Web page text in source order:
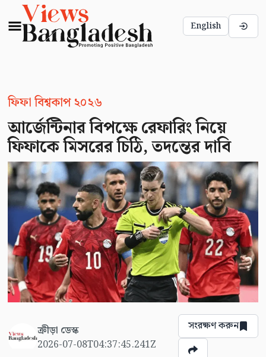
English
ফিফা বিশ্বকাপ ২০২৬
আর্জেন্টিনার বিপক্ষে রেফারিং নিয়ে
ফিফাকে মিসরের চিঠি, তদন্তের দাবি
ক্রীড়া ডেস্ক
2026-07-08T04:37:45.241Z
সংরক্ষণ করুন